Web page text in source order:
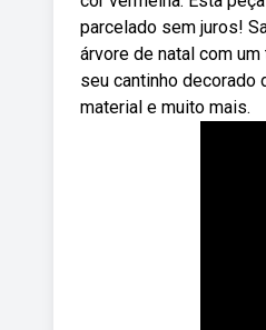
parcelado sem juros!
árvore de natal com
seu cantinho decorado
material e muito mais.